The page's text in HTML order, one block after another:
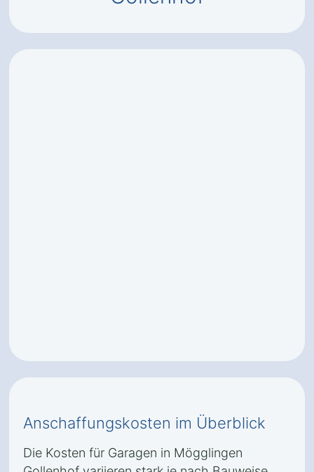
Anschaffungskosten im Überblick
Die Kosten für Garagen in Mögglingen